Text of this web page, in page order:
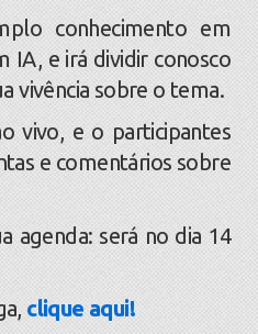
conhecimento em
IA, e irá dividir conosco
vivência sobre o tema.
vivo, e o participantes
e comentários sobre
agenda: será no dia 14
clique aqui!